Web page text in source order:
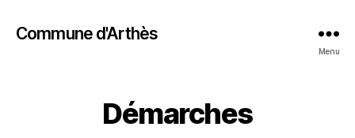
Commune d'Arthès
Menu
Démarches